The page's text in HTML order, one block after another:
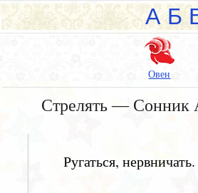
А Б
Овен
Стрелять — Сонник
Ругаться, нервничать.